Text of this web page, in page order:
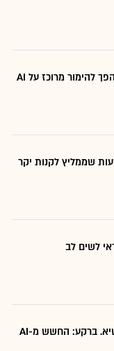
ההשקעות שממליץ לקנות יקר
לשים לב
מניית אמדוקס צנחה כ-50% מהשיא. ברקע: החשש מ-AI